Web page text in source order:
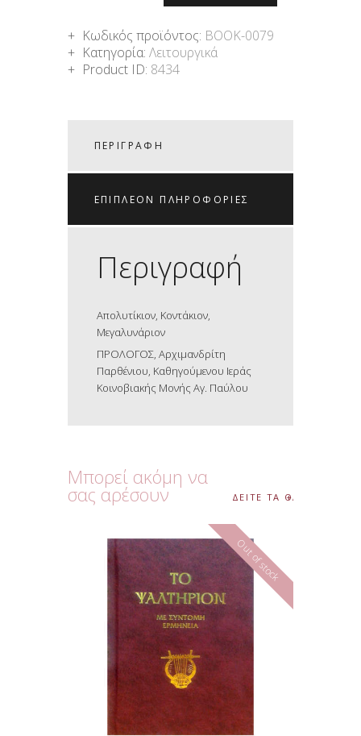
Κωδικός προϊόντος: BOOK-0079
Κατηγορία:Λειτουργικά
Product ID: 8434
ΠΕΡΙΓΡΑΦΉ
ΕΠΙΠΛΈΟΝ ΠΛΗΡΟΦΟΡΊΕΣ
Περιγραφή
Απολυτίκιον, Κοντάκιον,
Μεγαλυνάριον
ΠΡΟΛΟΓΟΣ, Αρχιμανδρίτη
Παρθένιου, Καθηγούμενου Ιεράς
Κοινοβιακής Μονής Αγ. Παύλου
Μπορεί ακόμη να
σας αρέσουν ΔΕΙΤΕ ΤΑ ΟΛΑ
Out of stock